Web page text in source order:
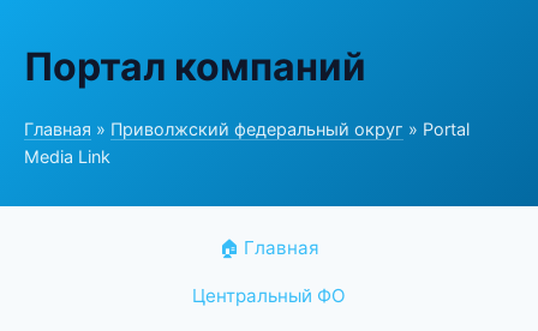
Портал компаний
Главная » Приволжский федеральный округ » Portal
Media Link
🏠 Главная
Центральный ФО